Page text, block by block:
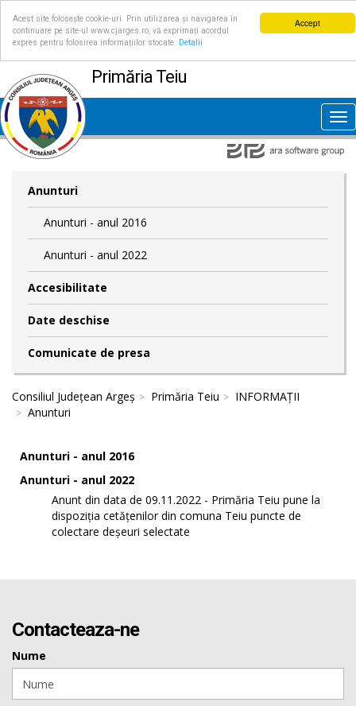
Accept
Acest site folosește cookie-uri. Prin utilizarea și navigarea în
continuare pe site-ul www.cjarges.ro, vă exprimați acordul
expres pentru folosirea informațiilor stocate.
Detalii
Primăria Teiu
Anunturi
Anunturi - anul 2016
Anunturi - anul 2022
Accesibilitate
Date deschise
Comunicate de presa
Consiliul Județean Argeș Primăria Teiu
INFORMAȚII
Anunturi
Anunturi - anul 2016
Anunturi - anul 2022
Anunt din data de 09.11.2022 - Primăria Teiu pune la
dispoziția cetățenilor din comuna Teiu puncte de
colectare deșeuri selectate
Contacteaza-ne
Nume